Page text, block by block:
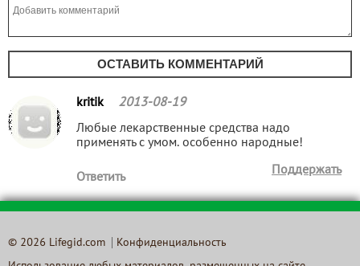
ОСТАВИТЬ КОММЕНТАРИЙ
kritik 2013-08-19
Любые лекарственные средства надо
применять с умом. особенно народные!
Ответить
Поддержать
© 2026 Lifegid.com Конфиденциальность